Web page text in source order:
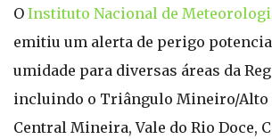
O Instituto Nacional de
emitiu um alerta de perigo
umidade para diversas áreas da
incluindo o Triângulo Mineiro/Alto
Central Mineira, Vale do Rio Doce,